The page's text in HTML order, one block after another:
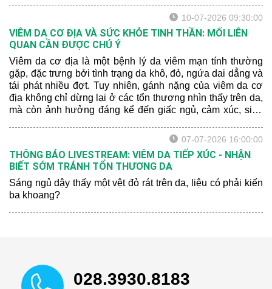
10-07-2026 09:30:00
VIÊM DA CƠ ĐỊA VÀ SỨC KHỎE TINH THẦN: MỐI LIÊN
QUAN CẦN ĐƯỢC CHÚ Ý
Viêm da cơ địa là một bệnh lý da viêm mạn tính thường
gặp, đặc trưng bởi tình trạng da khô, đỏ, ngứa dai dẳng và
tái phát nhiều đợt. Tuy nhiên, gánh nặng của viêm da cơ
địa không chỉ dừng lại ở các tổn thương nhìn thấy trên da,
mà còn ảnh hưởng đáng kể đến giấc ngủ, cảm xúc, sinh
07-07-2026 16:00:00
THÔNG BÁO LIVESTREAM: VIÊM DA TIẾP XÚC - NHẬN
BIẾT SỚM TRÁNH TỔN THƯƠNG DA
Sáng ngủ dậy thấy một vệt đỏ rát trên da, liệu có phải kiến
ba khoang?
028.3930.8183